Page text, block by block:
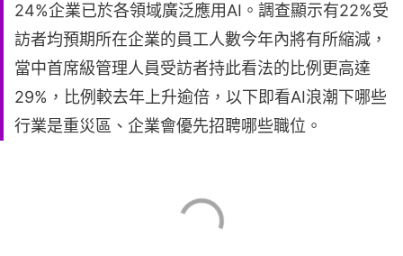
24%企業已於各領域廣泛應用AI。調查顯示有22%受
訪者均預期所在企業的員工人數今年內將有所縮減，
當中首席級管理人員受訪者持此看法的比例更高達
29%，比例較去年上升逾倍，以下即看AI浪潮下哪些
行業是重災區、企業會優先招聘哪些職位。